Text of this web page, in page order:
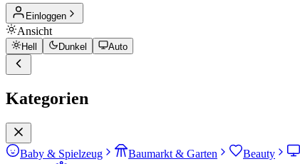
Einloggen
Ansicht
Hell Dunkel Auto
Kategorien
Baby & Spielzeug Baumarkt & Garten Beauty